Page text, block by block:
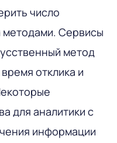
число
Сервисы
метод
отклика и
для аналитики с
информации